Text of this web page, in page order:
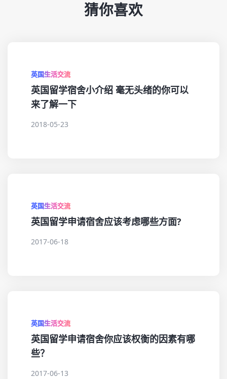
猜你喜欢
英国生活交流
英国留学宿舍小介绍 毫无头绪的你可以
来了解一下
2018-05-23
英国生活交流
英国留学申请宿舍应该考虑哪些方面?
2017-06-18
英国生活交流
英国留学申请宿舍你应该权衡的因素有哪
些？
2017-06-13